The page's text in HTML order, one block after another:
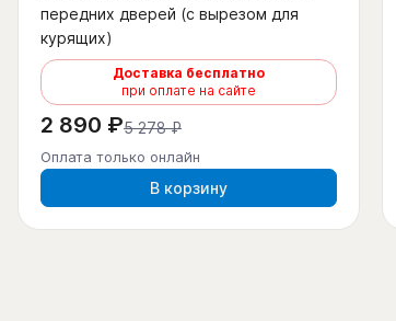
передних дверей (с вырезом для
курящих)
Доставка бесплатно
при оплате на сайте
2 890 ₽5 278 ₽
Оплата только онлайн
В корзину